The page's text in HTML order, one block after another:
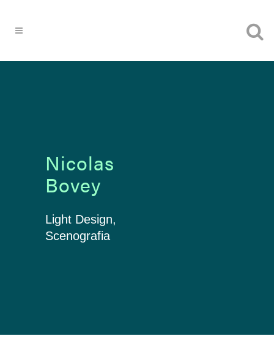
Nicolas
Bovey
Light Design,
Scenografia